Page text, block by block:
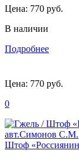
Цена: 770 руб.
В наличии
Подробнее
Цена: 770 руб.
0
Штоф